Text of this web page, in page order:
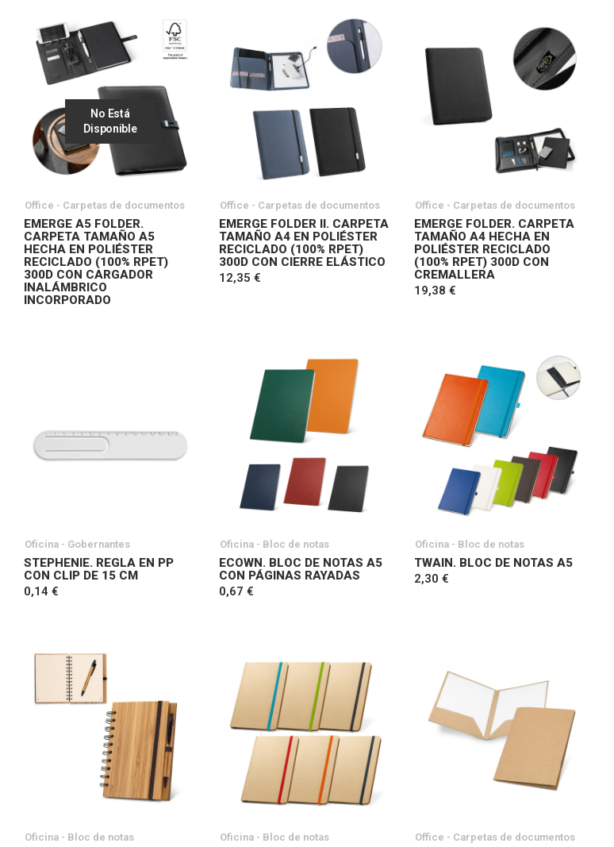
No Está
Disponible
Office - Carpetas de documentos
EMERGE A5 FOLDER.
CARPETA TAMAÑO A5
HECHA EN POLIÉSTER
RECICLADO (100% RPET)
300D CON CARGADOR
INALÁMBRICO
INCORPORADO
Office - Carpetas de documentos
EMERGE FOLDER II. CARPETA
TAMAÑO A4 EN POLIÉSTER
RECICLADO (100% RPET)
300D CON CIERRE ELÁSTICO
12,35 €
Office - Carpetas de documentos
EMERGE FOLDER. CARPETA
TAMAÑO A4 HECHA EN
POLIÉSTER RECICLADO
(100% RPET) 300D CON
CREMALLERA
19,38 €
Oficina - Gobernantes
STEPHENIE. REGLA EN PP
CON CLIP DE 15 CM
0,14 €
Oficina - Bloc de notas
ECOWN. BLOC DE NOTAS A5
CON PÁGINAS RAYADAS
0,67 €
Oficina - Bloc de notas
TWAIN. BLOC DE NOTAS A5
2,30 €
Oficina - Bloc de notas Oficina - Bloc de notas Office - Carpetas de documentos